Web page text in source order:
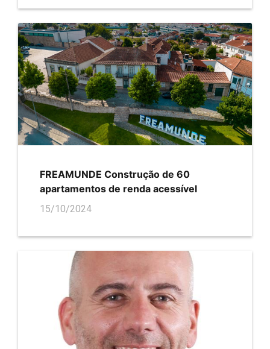
FREAMUNDE Construção de 60
apartamentos de renda acessível
15/10/2024